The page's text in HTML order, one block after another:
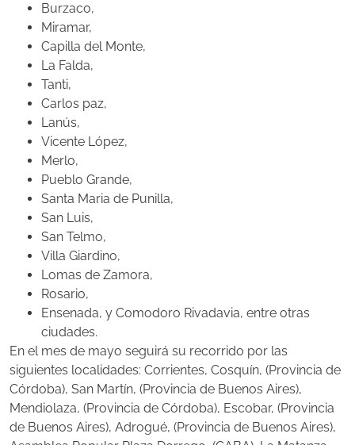
Burzaco,
Miramar,
Capilla del Monte,
La Falda,
Tanti,
Carlos paz,
Lanús,
Vicente López,
Merlo,
Pueblo Grande,
Santa Maria de Punilla,
San Luis,
San Telmo,
Villa Giardino,
Lomas de Zamora,
Rosario,
Ensenada, y Comodoro Rivadavia, entre otras
ciudades.
En el mes de mayo seguirá su recorrido por las
siguientes localidades: Corrientes, Cosquín, (Provincia de
Córdoba), San Martín, (Provincia de Buenos Aires),
Mendiolaza, (Provincia de Córdoba), Escobar, (Provincia
de Buenos Aires), Adrogué, (Provincia de Buenos Aires),